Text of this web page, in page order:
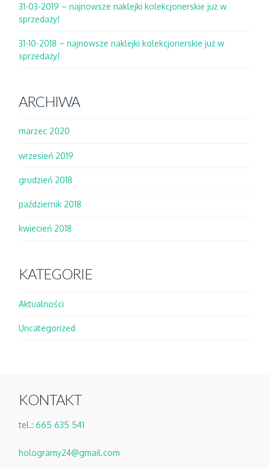
31-03-2019 – najnowsze naklejki kolekcjonerskie już w
sprzedaży!
31-10-2018 – najnowsze naklejki kolekcjonerskie już w
sprzedaży!
ARCHIWA
marzec 2020
wrzesień 2019
grudzień 2018
październik 2018
kwiecień 2018
KATEGORIE
Aktualności
Uncategorized
KONTAKT
tel.:665 635 541
hologramy24@gmail.com